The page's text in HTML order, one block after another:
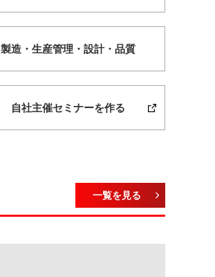
製造・生産管理・設計・品質
自社主催セミナーを作る
一覧を見る